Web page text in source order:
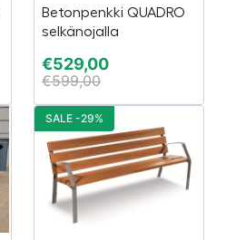
Betonpenkki QUADRO
selkänojalla
€529,00
€599,00
SALE -29%